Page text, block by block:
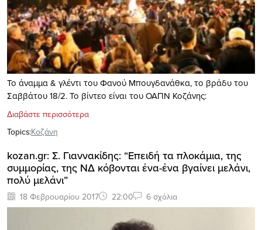
To άναμμα & γλέντι του Φανού Μπουγδανάθκα, το βράδυ του
Σαββάτου 18/2. Το βίντεο είναι του ΟΑΠΝ Κοζάνης:
Διαβάστε περισσότερα
Topics:Κοζάνη
kozan.gr: Σ. Γιαννακίδης: “Επειδή τα πλοκάμια, της
συμμορίας, της ΝΔ κόβονται ένα-ένα βγαίνει μελάνι,
πολύ μελάνι”
18 Φεβρουαρίου 2017 22:00 6 σχόλια